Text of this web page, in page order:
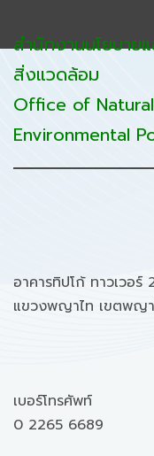
สำนักงานนโยบาย
สิ่งแวดล้อม
Office of
Environmental
อาคารทิปโก้ ทาวเวอร์
แขวงพญาไท เขตพญ
เบอร์โทรศัพท์
0 2265 6689